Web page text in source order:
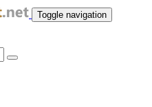
Toggle navigation